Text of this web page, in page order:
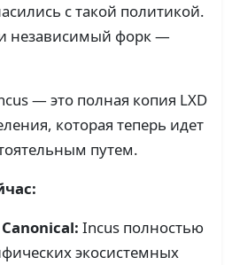
с такой политикой.
независимый форк —
— это полная копия LXD
которая теперь идет
путем.
Incus полностью
экосистемных